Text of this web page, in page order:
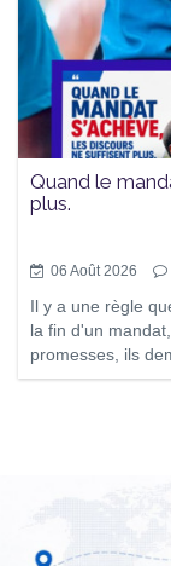
Quand le
plus.
06 Août 2026
Il y a une règle
la fin d'un
promesses, ils